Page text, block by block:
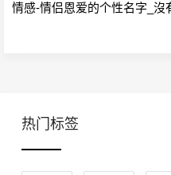
情感-情侣恩爱的个性名字_沒
热门标签